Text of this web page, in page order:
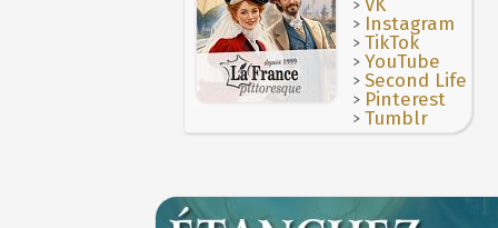
VK
> Instagram
>TikTok
>YouTube
>Second Life
> Pinterest
>Tumblr